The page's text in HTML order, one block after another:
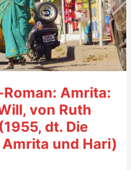
Amrita:
von Ruth
dt. Die
und Hari)